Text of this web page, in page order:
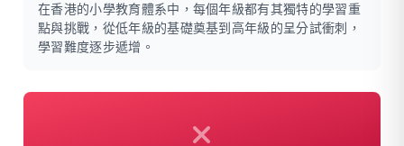
在香港的小學教育體系中，每個年級都有其獨特的學習重
點與挑戰，從低年級的基礎奠基到高年級的呈分試衝刺，
學習難度逐步遞增。